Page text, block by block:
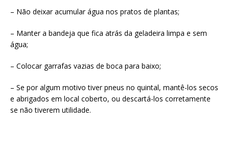
– Não deixar acumular água nos pratos de plantas;
– Manter a bandeja que fica atrás da geladeira limpa e sem
água;
– Colocar garrafas vazias de boca para baixo;
– Se por algum motivo tiver pneus no quintal, mantê-los secos
e abrigados em local coberto, ou descartá-los corretamente
se não tiverem utilidade.